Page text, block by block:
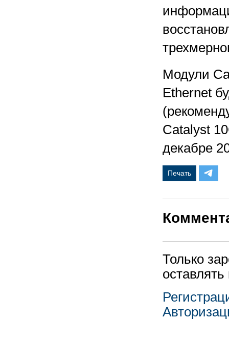
Модули
Ethernet
Catalyst
декабре
Печать
Только